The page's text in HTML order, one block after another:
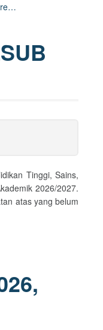
Tinggi, Sains,
2026/2027.
atas yang belum